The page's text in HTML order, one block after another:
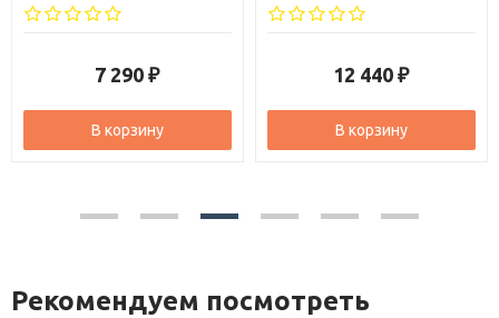
Рекомендуем посмотреть